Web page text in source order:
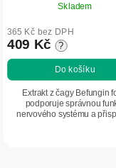
Skladem
365 Kč bez DPH
409 Kč ?
Do košíku
Extrakt z čagy Befungin
podporuje správnou
nervového systému a